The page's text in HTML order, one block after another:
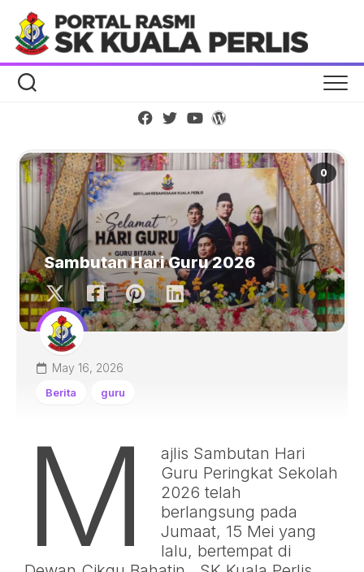
content
0
Sambutan Hari Guru 2026
May 16, 2026
Berita guru
M
ajlis Sambutan Hari
Guru Peringkat Sekolah
2026 telah
berlangsung pada
Jumaat, 15 Mei yang
lalu, bertempat di